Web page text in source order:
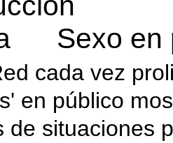
Sexo en
cada vez
en público
de situaciones